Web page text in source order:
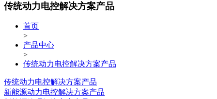
传统动力电控解决方案产品
首页
>
产品中心
>
传统动力电控解决方案产品
传统动力电控解决方案产品
新能源动力电控解决方案产品